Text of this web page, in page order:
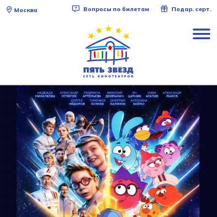
Москва Вопросы по билетам Подар. серт.